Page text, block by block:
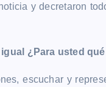
y decretaron
¿Para usted
escuchar y